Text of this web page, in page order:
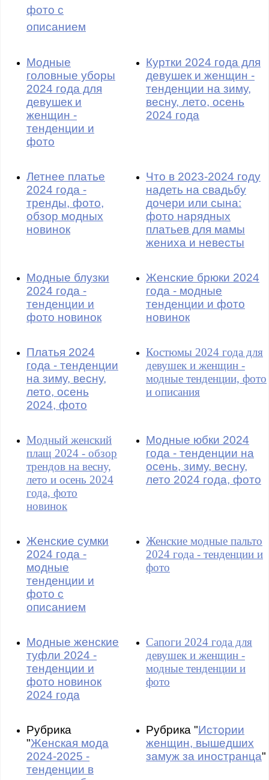
фото с
описанием
Модные
головные уборы
2024 года для
девушек и
женщин -
тенденции и
фото
Куртки 2024 года для
девушек и женщин -
тенденции на зиму,
весну, лето, осень
2024 года
Летнее платье
2024 года -
тренды, фото,
обзор модных
новинок
Что в 2023-2024 году
надеть на свадьбу
дочери или сына:
фото нарядных
платьев для мамы
жениха и невесты
Модные блузки
2024 года -
тенденции и
фото новинок
Женские брюки 2024
года - модные
тенденции и фото
новинок
Платья 2024
года - тенденции
на зиму, весну,
лето, осень
2024, фото
Костюмы 2024 года для
девушек и женщин -
модные тенденции, фото
и описания
Модный женский
плащ 2024 - обзор
трендов на весну,
лето и осень 2024
года, фото
новинок
Модные юбки 2024
года - тенденции на
осень, зиму, весну,
лето 2024 года, фото
Женские сумки
2024 года -
модные
тенденции и
фото с
описанием
Женские модные пальто
2024 года - тенденции и
фото
Модные женские
туфли 2024 -
тенденции и
фото новинок
2024 года
Сапоги 2024 года для
девушек и женщин -
модные тенденции и
фото
Рубрика
"Женская мода
2024-2025 -
тенденции в
Рубрика "Истории
женщин, вышедших
замуж за иностранца"